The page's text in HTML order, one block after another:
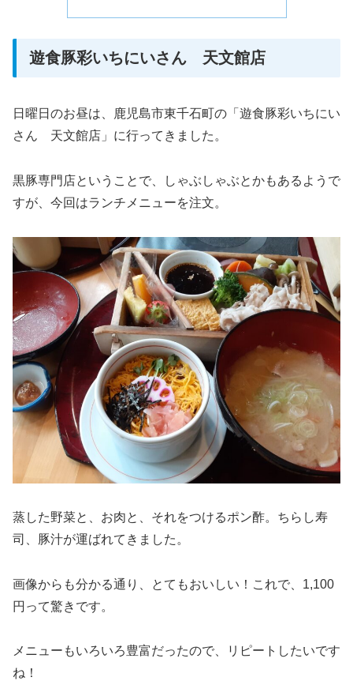
遊食豚彩いちにいさん 天文館店
日曜日のお昼は、鹿児島市東千石町の「遊食豚彩いちにい
さん 天文館店」に行ってきました。
黒豚専門店ということで、しゃぶしゃぶとかもあるようで
すが、今回はランチメニューを注文。
蒸した野菜と、お肉と、それをつけるポン酢。ちらし寿
司、豚汁が運ばれてきました。
画像からも分かる通り、とてもおいしい！これで、1,100
円って驚きです。
メニューもいろいろ豊富だったので、リピートしたいです
ね！